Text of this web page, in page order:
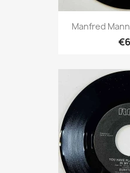
Manfred